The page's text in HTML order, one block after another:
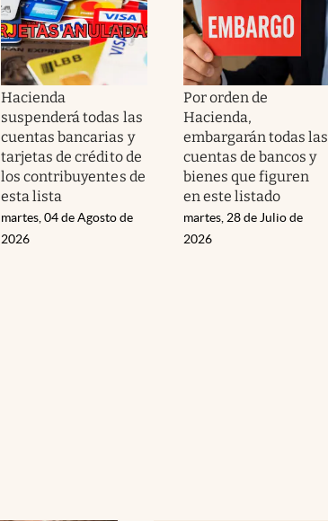
Hacienda
suspenderá todas las
cuentas bancarias y
tarjetas de crédito de
los contribuyentes de
esta lista
martes, 04 de Agosto de
2026
Por orden de
Hacienda,
embargarán todas las
cuentas de bancos y
bienes que figuren
en este listado
martes, 28 de Julio de
2026